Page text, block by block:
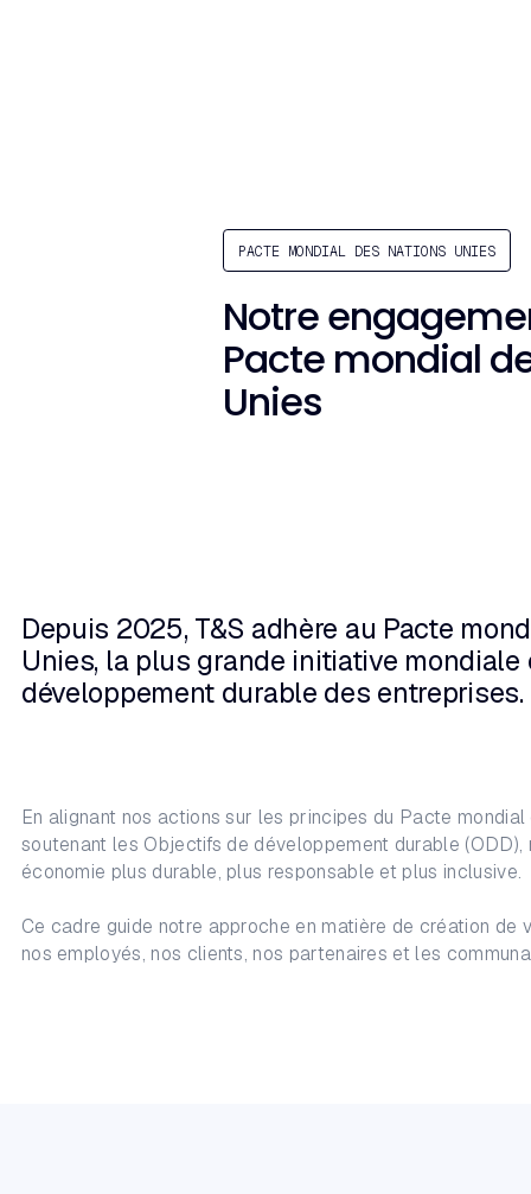
PACTE MONDIAL DES NATIONS UNIES
Notre
Pacte mondial
Unies
Depuis 2025, T&S adhère au Pacte
Unies, la plus grande initiative mondiale
développement durable des entreprises.
En alignant nos actions sur les principes du Pacte
soutenant les Objectifs de développement durable (ODD),
économie plus durable, plus responsable et plus inclusive.
Ce cadre guide notre approche en matière de création de
nos employés, nos clients, nos partenaires et les